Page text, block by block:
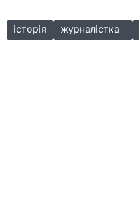
історія журналістка